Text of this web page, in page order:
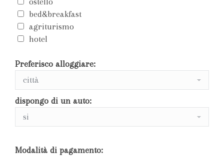
bed&breakfast
agriturismo
hotel
Preferisco alloggiare:
dispongo di un auto:
Modalità di pagamento: